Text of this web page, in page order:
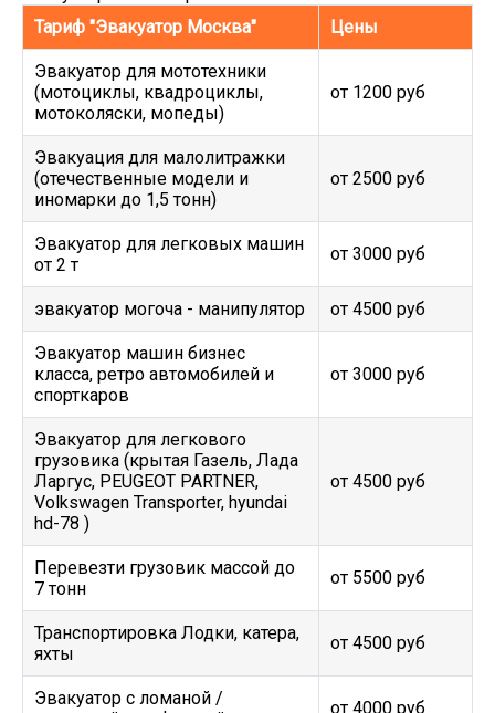
Тариф "Эвакуатор Москва"
Цены
Эвакуатор для мототехники
(мотоциклы, квадроциклы,
мотоколяски, мопеды)
от 1200 руб
Эвакуация для малолитражки
(отечественные модели и
иномарки до 1,5 тонн)
от 2500 руб
Эвакуатор для легковых машин
от 2 т
от 3000 руб
эвакуатор могоча - манипулятор от 4500 руб
Эвакуатор машин бизнес
класса, ретро автомобилей и
спорткаров
от 3000 руб
Эвакуатор для легкового
грузовика (крытая Газель, Лада
Ларгус, PEUGEOT PARTNER,
Volkswagen Transporter, hyundai
hd-78 )
от 4500 руб
Перевезти грузовик массой до
7 тонн
от 5500 руб
Транспортировка Лодки, катера,
яхты
от 4500 руб
Эвакуатор c ломаной /
от 4000 руб